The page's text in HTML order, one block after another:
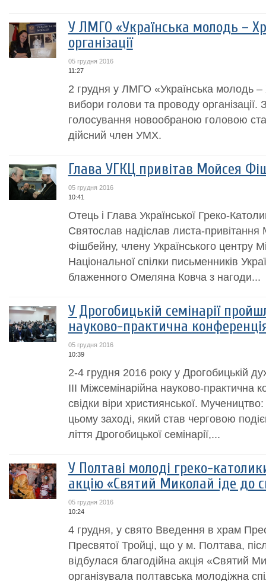
У ЛМГО «Українська молодь –
організації
05 грудня 2016
11:27
2 грудня у ЛМГО «Українська молодь –
вибори голови та проводу організації.
голосування новообраною головою
дійсний член УМХ.
Глава УГКЦ привітав Мойсея
05 грудня 2016
10:41
Отець і Глава Української Греко-
Святослав надіслав листа-
Фішбейну, члену Українського центру
Національної спілки письменників
блаженного Омеляна Ковча з нагоди...
У Дрогобицькій семінарії
науково-практична
05 грудня 2016
10:39
2-4 грудня 2016 року у Дрогобицькій
ІІІ Міжсемінарійна науково-практична
свідки віри християнської. Мучеництво:
цьому заході, який став черговою
ліття Дрогобицької семінарії,...
У Полтаві молоді греко-
акцію «Святий Миколай іде до
05 грудня 2016
10:24
4 грудня, у свято Введення в храм
Пресвятої Тройці, що у м. Полтава,
відбулася благодійна акція «Святий
організувала полтавська молодіжна